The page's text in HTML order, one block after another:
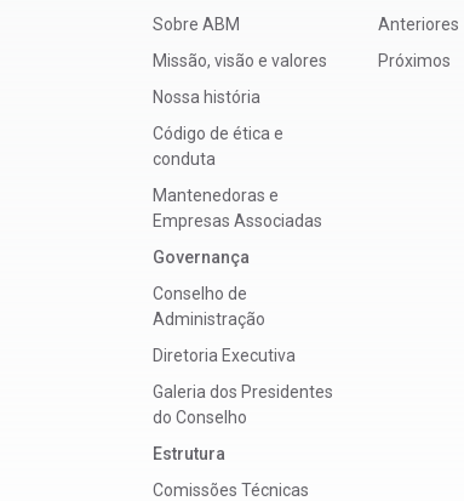
Sobre ABM
Missão, visão e valores
Nossa história
Código de ética e
conduta
Mantenedoras e
Empresas Associadas
Governança
Conselho de
Administração
Diretoria Executiva
Galeria dos Presidentes
do Conselho
Estrutura
Comissões Técnicas
Anteriores
Próximos